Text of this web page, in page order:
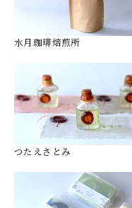
水月珈琲焙煎所
つたえさとみ